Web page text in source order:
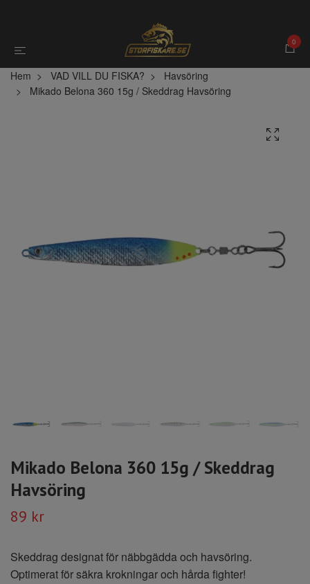
0
Hem VAD VILL DU FISKA?
Havsöring
Mikado Belona 360 15g / Skeddrag Havsöring
Mikado Belona 360 15g / Skeddrag
Havsöring
89 kr
Skeddrag designat för näbbgädda och havsöring.
Optimerat för säkra krokningar och hårda fighter!